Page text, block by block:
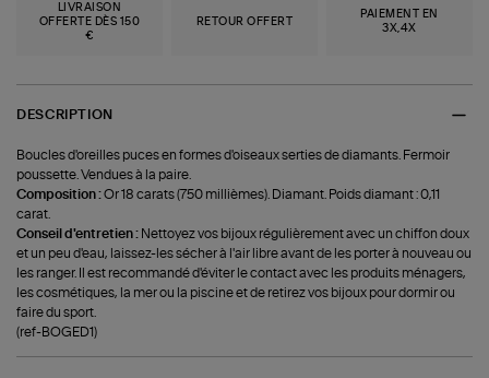
LIVRAISON
OFFERTE DÈS 150
€
RETOUR OFFERT
PAIEMENT EN
3X,4X
DESCRIPTION
Boucles d'oreilles puces en formes d'oiseaux serties de diamants. Fermoir
poussette. Vendues à la paire.
Composition :Or 18 carats (750 millièmes). Diamant. Poids diamant : 0,11
carat.
Conseil d'entretien : Nettoyez vos bijoux régulièrement avec un chiffon doux
et un peu d'eau, laissez-les sécher à l'air libre avant de les porter à nouveau ou
les ranger. Il est recommandé d'éviter le contact avec les produits ménagers,
les cosmétiques, la mer ou la piscine et de retirez vos bijoux pour dormir ou
faire du sport.
(ref-BOGED1)